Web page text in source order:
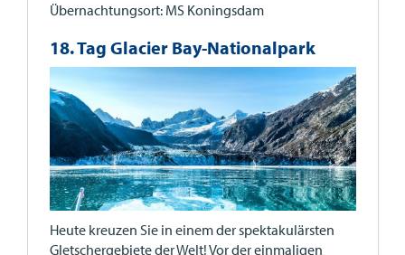
Übernachtungsort: MS Koningsdam
18. Tag Glacier Bay-Nationalpark
Heute kreuzen Sie in einem der spektakulärsten
Gletschergebiete der Welt! Vor der einmaligen